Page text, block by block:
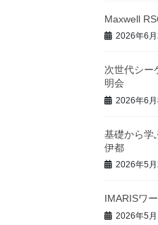
Maxwell
2026年6月
次世代シー
明会
2026年6月
基礎から
伊都
2026年5月
IMARISワ
2026年5